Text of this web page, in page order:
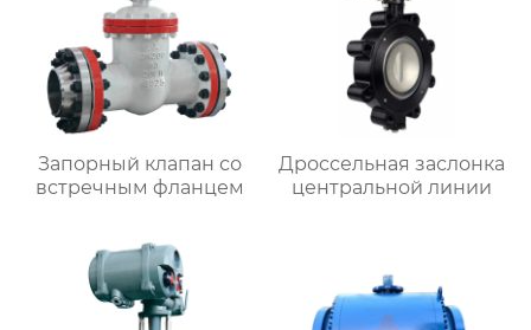
Запорный клапан со
встречным фланцем
Дроссельная заслонка
центральной линии